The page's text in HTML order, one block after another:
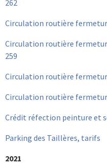
262
Circulation routière
Circulation routière
259
Circulation routière
Circulation routière
Crédit réfection peinture et
Parking des Taillères, tarifs
2021